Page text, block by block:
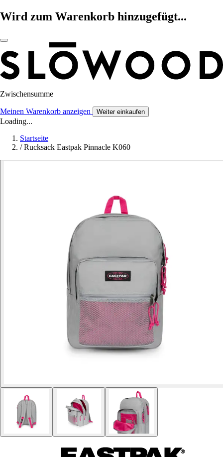
Wird zum Warenkorb hinzugefügt...
Zwischensumme
Meinen Warenkorb anzeigen Weiter einkaufen
Loading...
Startseite
/ Rucksack Eastpak Pinnacle K060